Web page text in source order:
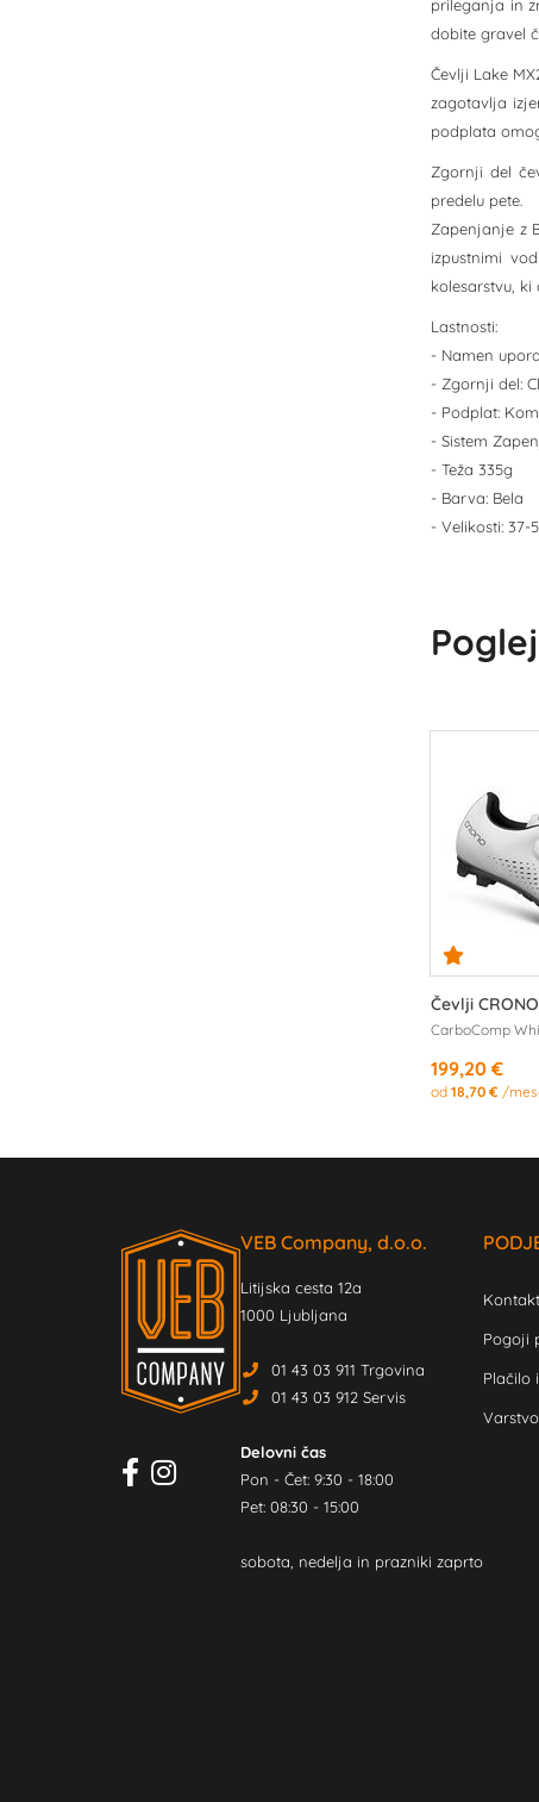
prileganja in
dobite gravel
Čevlji Lake
zagotavlja
podplata
Zgornji del
predelu pete.
Zapenjanje z
izpustnimi
kolesarstvu,
Lastnosti:
- Namen
- Zgornji del:
- Podplat:
- Sistem
- Teža 335g
- Barva: Bela
- Velikosti: 37-
Čevlji
CarboComp
199,20 €
od18,70 € /
VEB Company, d.o.o.
Litijska cesta 12a
1000 Ljubljana
01 43 03 911 Trgovina
01 43 03 912 Servis
Delovni čas
Pon - Čet: 9:30 - 18:00
Pet: 08:30 - 15:00
sobota, nedelja in prazniki zaprto
Kontakt
Pogoji
Plačilo